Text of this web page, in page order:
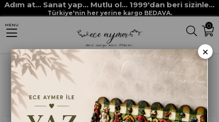
Adım at... Sanat yap... Mutlu ol... 1999'dan beri sizinle...
Türkiye'nin her yerine kargo BEDAVA.
0
MENU
Anasayfa MUSTAFA USTA
×